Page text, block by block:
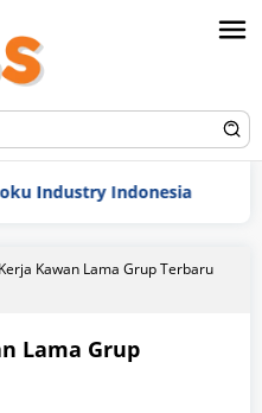
Indonesia
Kawan Lama Grup Terbaru
Lama Grup